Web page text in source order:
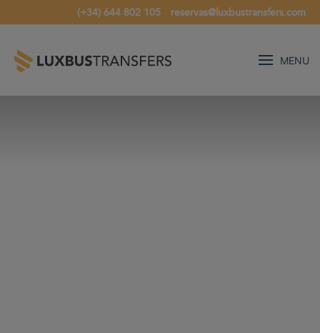
(+34) 644 802 105 reservas@luxbustransfers.com
MENU